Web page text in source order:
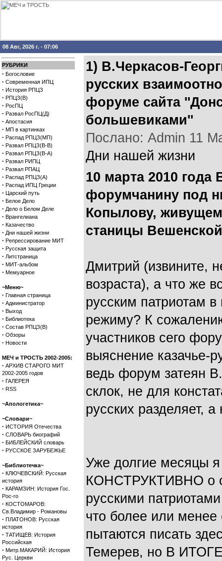
08 Авг, 2026 г. - 07:06
РУБРИКИ
· Богословие
· Современная ИПЦ
· История РПЦЗ
· РПЦЗ(В)
· РосПЦ
· Развал РосПЦ(Д)
· Апостасия
· МП в картинках
· Распад РПЦЗ(МП)
· Развал РПЦЗ(В-В)
· Развал РПЦЗ(В-А)
· Развал РИПЦ
· Развал РПАЦ
· Распад РПЦЗ(А)
· Распад ИПЦ Греции
· Царский путь
· Белое Дело
· Дело о Белом Деле
· Врангелиана
· Казачество
· Дни нашей жизни
· Репрессирование МИТ
· Русская защита
· Литстраница
· МИТ-альбом
· Мемуарное
~Меню~
· Главная страница
· Администратор
· Выход
· Библиотека
· Состав РПЦЗ(В)
· Обзоры
· Новости
МЕЧ и ТРОСТЬ 2002-2005:
· АРХИВ СТАРОГО МИТ
2002-2005 годов
· ГАЛЕРЕЯ
· RSS
~Апологетика~
~Словари~
· ИСТОРИЯ Отечества
· СЛОВАРЬ биографий
· БИБЛЕЙСКИЙ словарь
· РУССКОЕ ЗАРУБЕЖЬЕ
~Библиотечка~
· КЛЮЧЕВСКИЙ: Русская
история
· КАРАМЗИН: История Гос.
Рос-го
· КОСТОМАРОВ:
Св.Владимир - Романовы
· ПЛАТОНОВ: Русская
история
· ТАТИЩЕВ: История
Российская
· Митр.МАКАРИЙ: История
Рус. Церкви
1) В.Черкасов-
русских
форуме сайта
большевиками''
Послано: Admin 11
Дни нашей жизни
10 марта 2010 года
форумчанину под
Копылову,
станицы
Дмитрий (извините,
возраста), а что же
русским патриотам
режиму? К
участников сего
выяснение казачье-
ведь форум затеян
склок, не для
русских
Уже долгие месяцы я
КОНСТРУКТИВНО о
русскими
что более или менее
пытаются писать
Темерев, но В ИТОГЕ